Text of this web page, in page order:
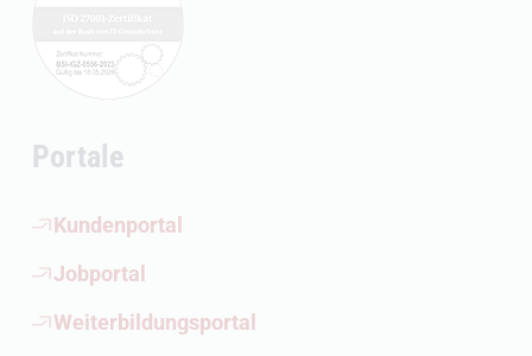
Portale
Kundenportal
(Öffnet externen Link)
Jobportal
(Öffnet externen Link)
Weiterbildungsportal
(Öffnet externen Link)